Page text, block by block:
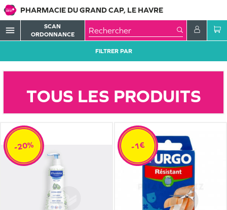
PHARMACIE DU GRAND CAP, LE HAVRE
menu
SCAN
ORDONNANCE
FILTRER PAR
TOUS LES PRODUITS
-20% -1€